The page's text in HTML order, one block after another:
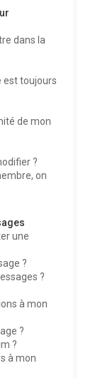
dans la
est toujours
de mon
?
on
une
?
?
à mon
?
?
à mon